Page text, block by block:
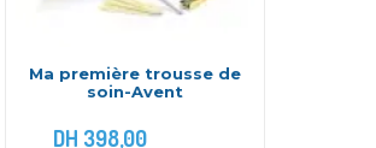
Ma première trousse de
soin-Avent
DH 398,00